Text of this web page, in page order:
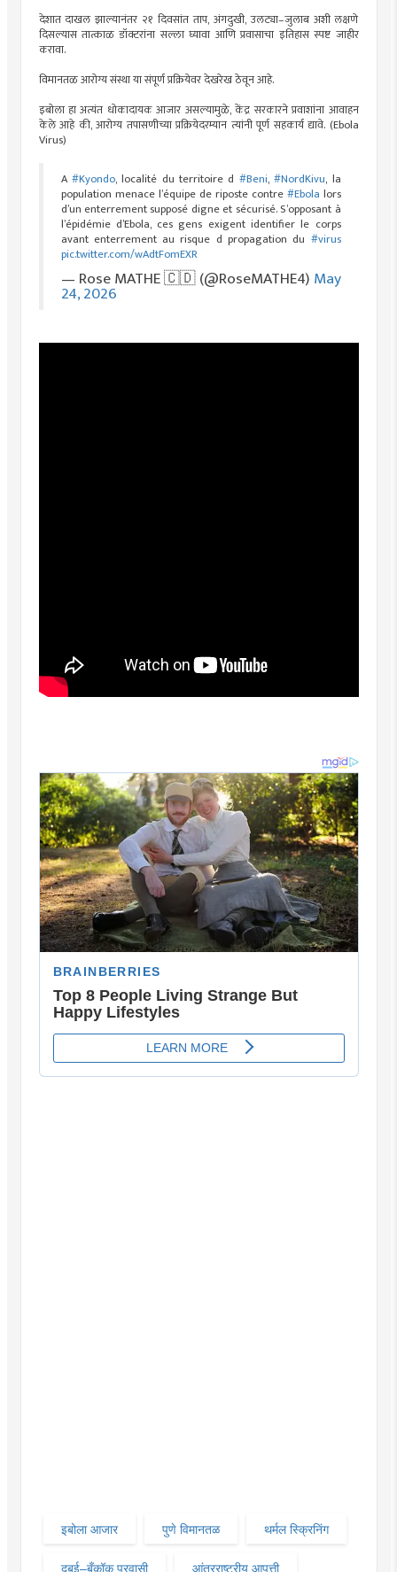
देशात दाखल झाल्यानंतर २१ दिवसांत ताप, अंगदुखी, उलट्या–जुलाब अशी लक्षणे
दिसल्यास तात्काळ डॉक्टरांना सल्ला घ्यावा आणि प्रवासाचा इतिहास स्पष्ट जाहीर
करावा.
विमानतळ आरोग्य संस्था या संपूर्ण प्रक्रियेवर देखरेख ठेवून आहे.
इबोला हा अत्यंत धोकादायक आजार असल्यामुळे, केंद्र सरकारने प्रवाशांना आवाहन
केले आहे की, आरोग्य तपासणीच्या प्रक्रियेदरम्यान त्यांनी पूर्ण सहकार्य द्यावे. (Ebola
Virus)
A#Kyondo, localité du territoire d #Beni,#NordKivu, la
population menace l’équipe de riposte contre#Ebola lors
d’un enterrement supposé digne et sécurisé. S’opposant à
l’épidémie d’Ebola, ces gens exigent identifier le corps
avant enterrement au risque d propagation du #virus
pic.twitter.com/wAdtFomEXR
— Rose MATHE 🇨🇩 (@RoseMATHE4) May
24, 2026
इबोला आजार पुणे विमानतळ थर्मल स्क्रिनिंग
दुबई–बँकॉक प्रवासी आंतरराष्ट्रीय आपत्ती